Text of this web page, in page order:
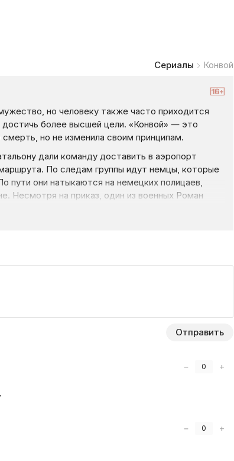
Сериалы Конвой
но человеку также часто приходится
более высшей цели. «Конвой» — это
но не изменила своим принципам.
дали команду доставить в аэропорт
По следам группы идут немцы, которые
пути они натыкаются на немецких полицаев,
Несмотря на приказ, один из военных Роман
группе солдат приходится столкнуться
на смерть.
Отправить
− 0 +
− 0 +